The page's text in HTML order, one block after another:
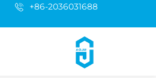
+86-2036031688 داخلي 8048